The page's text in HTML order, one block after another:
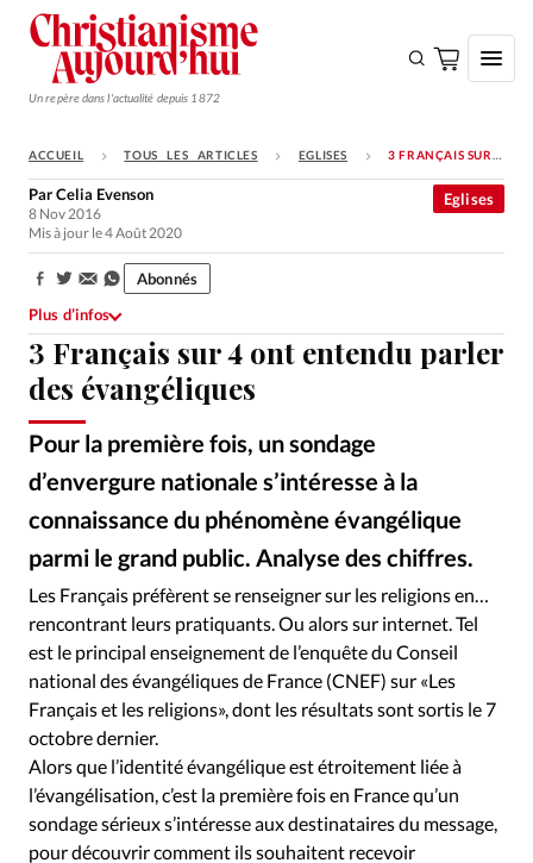
Un repère dans l'actualité depuis 1872
S'ABONNER
Monde
Opinions
Tous les articles
Faire un don
Emploi
Se connecter
Édition: Internationale
Devise:CHF
RUBRIQUES
Tous les articles
Actualité chrétienne
Actualité internationale
Chronique
Culture
Dossier
Eglises Foi Génération réveil
Monde
Opinions
Publireportage
Relations Aujourd'hui
Société
Tour du monde des Eglises
Trait d'Ixène
Vécu
Vie Intérieure
ACCUEIL TOUS LES ARTICLES EGLISES 3 FRANÇAIS SUR 4 ONT ENTENDU PARLER DES ÉVANGÉLIQUES
3 Français sur 4 ont entendu parler
des évangéliques
Pour la première fois, un sondage
d’envergure nationale s’intéresse à la
connaissance du phénomène évangélique
parmi le grand public. Analyse des chiffres.
Eglises
ParCelia Evenson
8 Nov 2016
Mis à jour le 4 Août 2020
Partager:
Abonnés
Plus d’infos
©IStock
Les Français préfèrent se renseigner sur les religions en…
rencontrant leurs pratiquants. Ou alors sur internet. Tel
est le principal enseignement de l’enquête du Conseil
national des évangéliques de France (CNEF) sur «Les
Français et les religions», dont les résultats sont sortis le 7
octobre dernier.
Alors que l’identité évangélique est étroitement liée à
l’évangélisation, c’est la première fois en France qu’un
sondage sérieux s’intéresse aux destinataires du message,
pour découvrir comment ils souhaitent recevoir